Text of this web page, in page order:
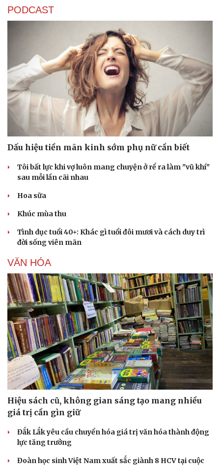
Văn hóa
Sân khấu - Điện ảnh
Văn học
Di sản
Giải trí
PODCAST
Dấu hiệu tiền mãn kinh sớm phụ nữ cần biết
Tôi bất lực khi vợ luôn mang chuyện ở rể ra làm "vũ khí"
sau mỗi lần cãi nhau
Hoa sữa
Khúc mùa thu
Tình dục tuổi 40+: Khác gì tuổi đôi mươi và cách duy trì
đời sống viên mãn
VĂN HÓA
Hiệu sách cũ, không gian sáng tạo mang nhiều
giá trị cần gìn giữ
Đắk Lắk yêu cầu chuyển hóa giá trị văn hóa thành động
lực tăng trưởng
Đoàn học sinh Việt Nam xuất sắc giành 8 HCV tại cuộc